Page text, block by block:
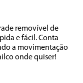
removível de
e fácil. Conta
a movimentação
onde quiser!